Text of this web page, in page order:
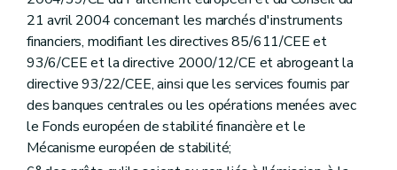
21 avril 2004 concernant les marchés d'instruments
financiers, modifiant les directives 85/611/CEE et
93/6/CEE et la directive 2000/12/CE et abrogeant la
directive 93/22/CEE, ainsi que les services fournis par
des banques centrales ou les opérations menées avec
le Fonds européen de stabilité financière et le
Mécanisme européen de stabilité;